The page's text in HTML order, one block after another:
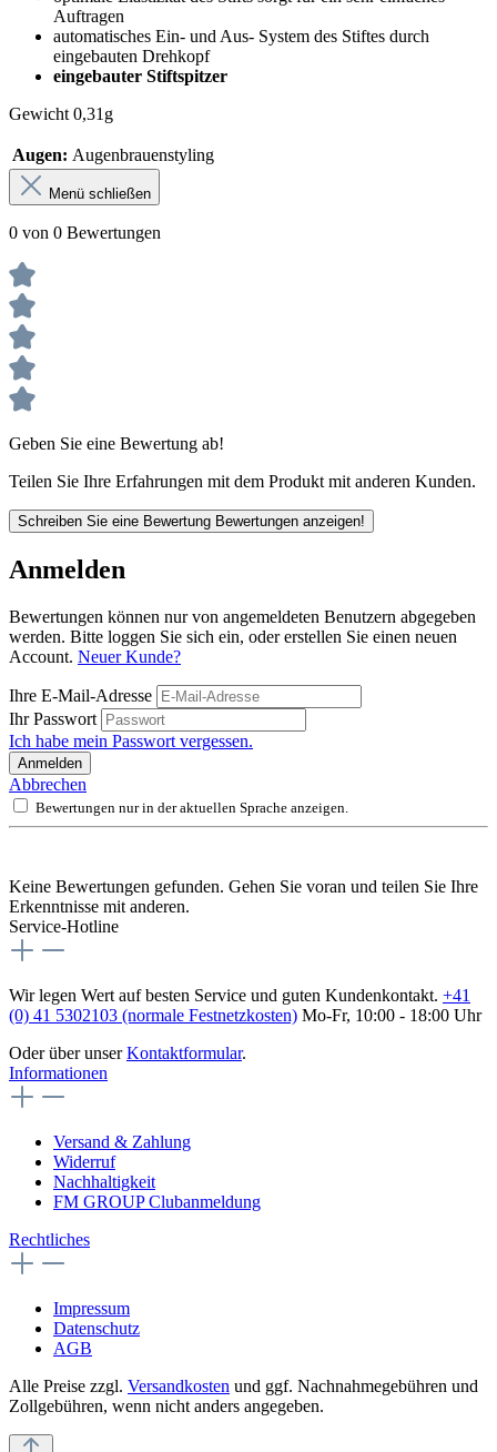
Auftragen
automatisches Ein- und Aus- System des Stiftes durch
eingebauten Drehkopf
eingebauter Stiftspitzer
Gewicht 0,31g
Augen: Augenbrauenstyling
Menü schließen
0 von 0 Bewertungen
Geben Sie eine Bewertung ab!
Teilen Sie Ihre Erfahrungen mit dem Produkt mit anderen Kunden.
Schreiben Sie eine Bewertung Bewertungen anzeigen!
Anmelden
Bewertungen können nur von angemeldeten Benutzern abgegeben
werden. Bitte loggen Sie sich ein, oder erstellen Sie einen neuen
Account. Neuer Kunde?
Ihre E-Mail-Adresse
Ihr Passwort
Ich habe mein Passwort vergessen.
Anmelden
Abbrechen
Bewertungen nur in der aktuellen Sprache anzeigen.
Keine Bewertungen gefunden. Gehen Sie voran und teilen Sie Ihre
Erkenntnisse mit anderen.
Service-Hotline
Wir legen Wert auf besten Service und guten Kundenkontakt. +41
(0) 41 5302103 (normale Festnetzkosten) Mo-Fr, 10:00 - 18:00 Uhr
Oder über unserKontaktformular.
Informationen
Versand & Zahlung
Widerruf
Nachhaltigkeit
FM GROUP Clubanmeldung
Rechtliches
Impressum
Datenschutz
AGB
Alle Preise zzgl. Versandkosten und ggf. Nachnahmegebühren und
Zollgebühren, wenn nicht anders angegeben.